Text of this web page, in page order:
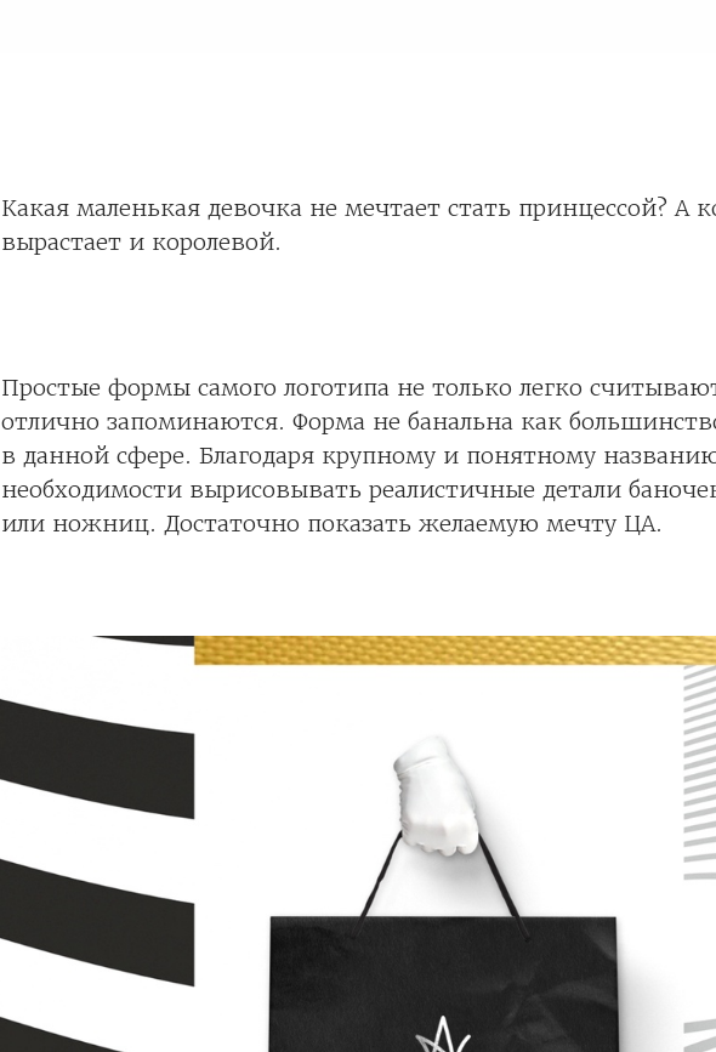
Какая маленькая девочка не мечтает стать принцессой? А
вырастает и королевой.
Простые формы самого логотипа не только легко
отлично запоминаются. Форма не банальна как
в данной сфере. Благодаря крупному и понятному
необходимости вырисовывать реалистичные детали
или ножниц. Достаточно показать желаемую мечту ЦА.